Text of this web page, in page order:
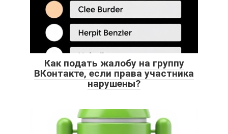
Как подать жалобу на группу
ВКонтакте, если права участника
нарушены?